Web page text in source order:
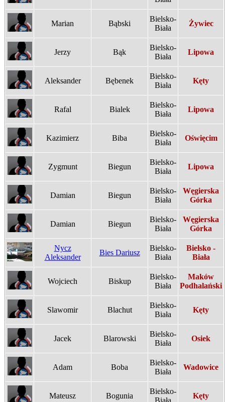
Marian Bąbski
Bielsko-
Biała
Żywiec
Jerzy Bąk
Bielsko-
Biała
Lipowa
Aleksander Bębenek
Bielsko-
Biała
Kęty
Rafal Bialek
Bielsko-
Biała
Lipowa
Kazimierz Biba
Bielsko-
Biała
Oświęcim
Zygmunt Biegun
Bielsko-
Biała
Lipowa
Damian Biegun
Bielsko-
Biała
Węgierska
Górka
Damian Biegun
Bielsko-
Biała
Węgierska
Górka
Nycz
Aleksander
Bies Dariusz
Bielsko-
Biała
Bielsko -
Biała
Wojciech Biskup
Bielsko-
Biała
Maków
Podhalański
Slawomir Blachut
Bielsko-
Biała
Kęty
Jacek Blarowski
Bielsko-
Biała
Osiek
Adam Boba
Bielsko-
Biała
Wadowice
Mateusz Bogunia
Bielsko-
Kęty